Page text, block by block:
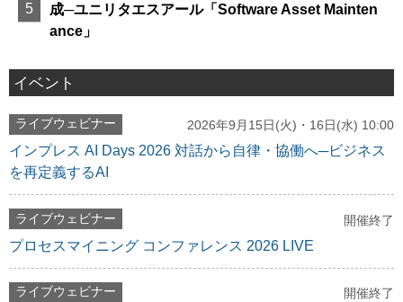
成─ユニリタエスアール「Software Asset Mainten
ance」
イベント
ライブウェビナー 2026年9月15日(火)・16日(水) 10:00
インプレス AI Days 2026 対話から自律・協働へ─ビジネス
を再定義するAI
ライブウェビナー 開催終了
プロセスマイニング コンファレンス 2026 LIVE
ライブウェビナー 開催終了